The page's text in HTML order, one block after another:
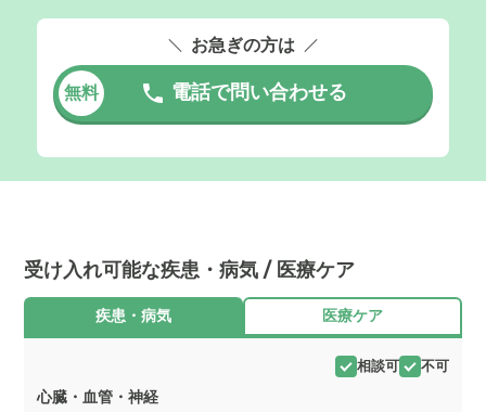
お急ぎの方は
無料 電話で問い合わせる
受け入れ可能な疾患・病気 / 医療ケア
疾患・病気 医療ケア
相談可 不可
心臓・血管・神経